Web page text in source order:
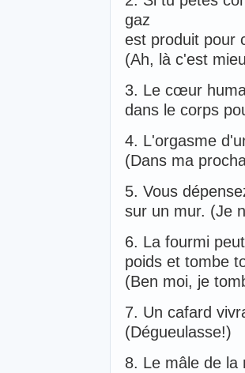
gaz
est produit pour
(Ah, là c'est
3. Le cœur
dans le corps
4. L'orgasme
(Dans ma
5. Vous
sur un mur. (Je
6. La fourmi
poids et tombe
(Ben moi, je
7. Un cafard
(Dégueulasse!)
8. Le mâle de la